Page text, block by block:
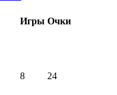
Игры Очки
8 24